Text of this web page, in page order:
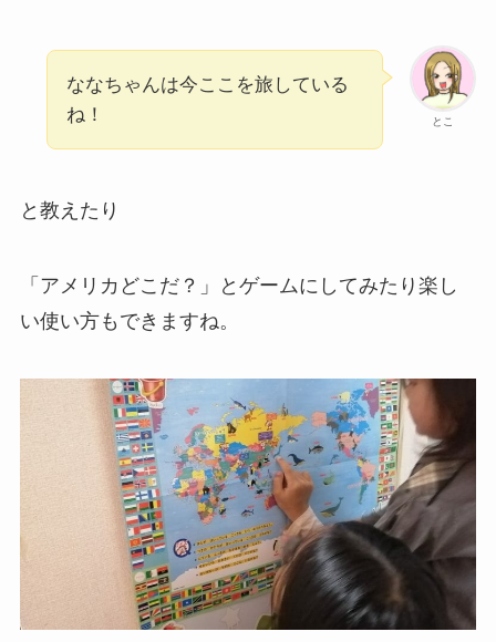
とこ
ななちゃんは今ここを旅している
ね！
と教えたり
「アメリカどこだ？」とゲームにしてみたり楽し
い使い方もできますね。